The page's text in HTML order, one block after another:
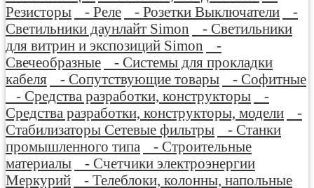
Резисторы
- Реле - Розетки Выключатели
-
Светильники даунлайт Simon
- Светильники
для витрин и экспозиций Simon
-
Свечеобразные
- Системы для прокладки
кабеля
- Сопутствующие товары
- Софитные
- Средства разработки, конструкторы
-
Средства разработки, конструкторы, модели
-
Стабилизаторы Сетевые фильтры
- Станки
промышленного типа
- Строительные
материалы
- Счетчики электроэнергии
Меркурий
- Телеблоки, колонны, напольные